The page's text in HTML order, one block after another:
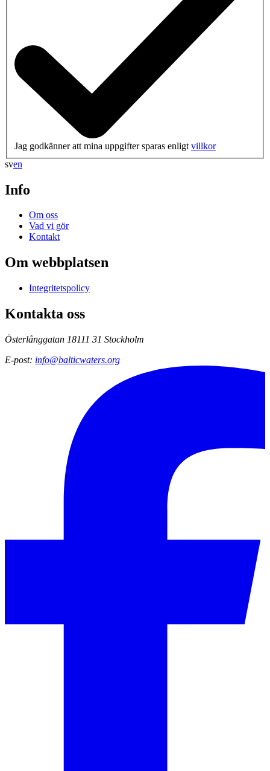
Jag godkänner att mina uppgifter sparas enligt villkor
sven
Info
Om oss
Vad vi gör
Kontakt
Om webbplatsen
Integritetspolicy
Kontakta oss
Österlånggatan 18111 31 Stockholm
E-post: info@balticwaters.org